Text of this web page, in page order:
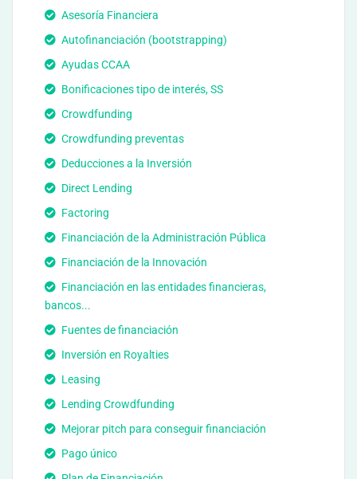
Asesoría Financiera
Autofinanciación (bootstrapping)
Ayudas CCAA
Bonificaciones tipo de interés, SS
Crowdfunding
Crowdfunding preventas
Deducciones a la Inversión
Direct Lending
Factoring
Financiación de la Administración Pública
Financiación de la Innovación
Financiación en las entidades financieras,
bancos...
Fuentes de financiación
Inversión en Royalties
Leasing
Lending Crowdfunding
Mejorar pitch para conseguir financiación
Pago único